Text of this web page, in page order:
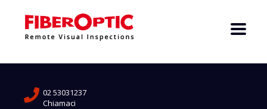
02 53031237
Chiamaci